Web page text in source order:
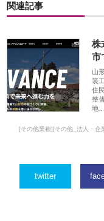
関連記事
株
市
山
装
住
整
地…
[その他業種][その他_法人・企
twitter